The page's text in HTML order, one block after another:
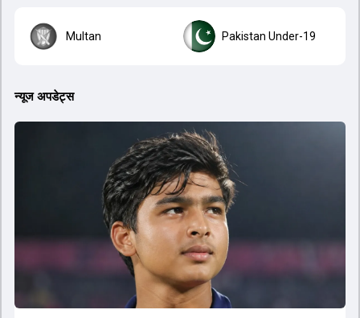
Multan Pakistan Under-19
न्यूज अपडेट्स